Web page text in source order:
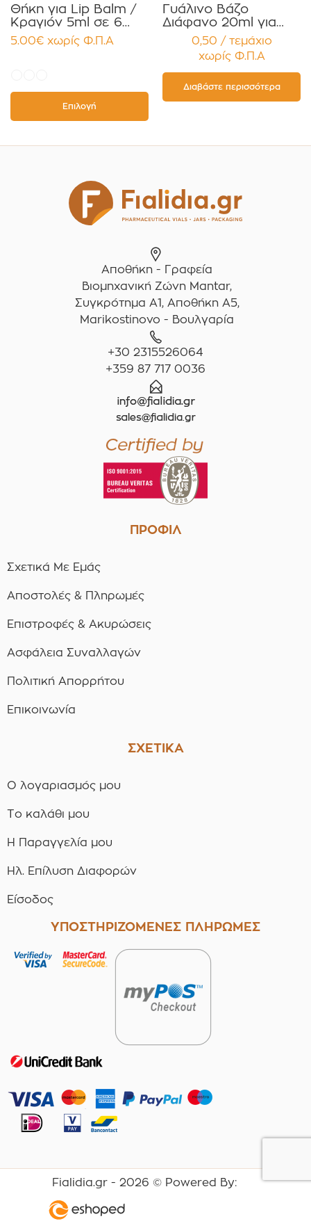
Θήκη για Lip Balm /
Κραγιόν 5ml σε 6
χρώματα Πακέτο
10τεμ.
5.00€ χωρίς Φ.Π.Α
Επιλογή
Γυάλινο Βάζο
Διάφανο 20ml για
Κρέμες και
Κηραλοιφές με
Μαύρο Γυαλιστερό
Καπάκι Παρέμβυσμα
Συσκευασία 12
τεμαχίων
0,50 / τεμάχιο
χωρίς Φ.Π.Α
Διαβάστε περισσότερα
Αποθήκη - Γραφεία
Βιομηχανική Ζώνη Mantar,
Συγκρότημα A1, Αποθήκη Α5,
Marikostinovo - Βουλγαρία
+30 2315526064
+359 87 717 0036
ΠΡΟΦΙΛ
Σχετικά Με Εμάς
Αποστολές & Πληρωμές
Επιστροφές & Ακυρώσεις
Ασφάλεια Συναλλαγών
Πολιτική Απορρήτου
Επικοινωνία
ΣΧΕΤΙΚΑ
Ο λογαριασμός μου
Το καλάθι μου
Η Παραγγελία μου
Ηλ. Επίλυση Διαφορών
Είσοδος
ΥΠΟΣΤΗΡΙΖΟΜΕΝΕΣ ΠΛΗΡΩΜΕΣ
Fialidia.gr - 2026 © Powered By: